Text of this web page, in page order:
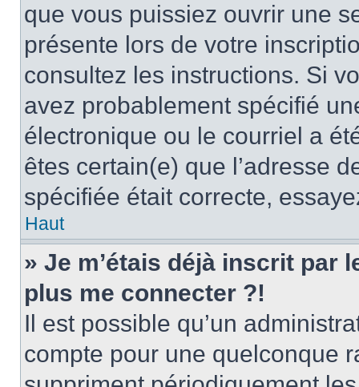
que vous puissiez ouvrir une
présente lors de votre
consultez les instructions. Si
avez probablement spécifié
électronique ou le courriel a
êtes certain(e) que l’adresse
spécifiée était correcte,
Haut
» Je m’étais déjà inscrit par
plus me connecter ?!
Il est possible qu’un
compte pour une quelconque